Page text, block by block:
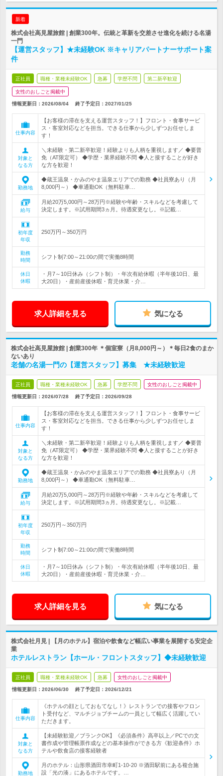
新着
株式会社高見屋旅館 | 創業300年。伝統と革新を交差させ進化を続ける名湯
一門
【運営スタッフ】★未経験OK ※キャリアパートナーサポート案
件
正社員 職種・業種未経験OK 急募 学歴不問 第二新卒歓迎
女性のおしごと掲載中
情報更新日：2026/08/04 終了予定日： 2027/01/25
仕事内容
【お客様の滞在を支える運営スタッフ！】フロント・食事サービ
ス・客室対応などを担当。できる仕事から少しずつお任せしま
す！
対象と
なる方
＼未経験・第二新卒歓迎！経験よりも人柄を重視します／ ◆要普
免（AT限定可） ◆学歴・業界経験不問 ◆人と接することが好き
な方を歓迎！
勤務地
◆蔵王温泉・かみのやま温泉エリアでの勤務 ◆社員寮あり（月
8,000円～） ◆車通勤OK（無料駐車…
給与
月給20万5,000円～28万円※経験や年齢・スキルなどを考慮して
決定します。※試用期間3ヵ月。待遇変更なし。※記載…
初年度
年収
250万円～350万円
勤務
時間
シフト制7:00～21:00の間で実働8時間
休日
休暇
・月7～10日休み（シフト制）・年次有給休暇（半年後10日、最
大20日）・産前産後休暇・育児休業・介…
求人詳細を見る 気になる
株式会社高見屋旅館 | 創業300年 ＊個室寮（月8,000円～）＊毎日2食のまか
ないあり
老舗の名湯一門の【運営スタッフ】募集 ★未経験歓迎
正社員 職種・業種未経験OK 急募 学歴不問 女性のおしごと掲載中
情報更新日：2026/07/28 終了予定日： 2026/09/28
仕事内容
【お客様の滞在を支える運営スタッフ！】フロント・食事サービ
ス・客室対応などを担当。できる仕事から少しずつお任せしま
す！
対象と
なる方
＼未経験・第二新卒歓迎！経験よりも人柄を重視します／ ◆要普
免（AT限定可） ◆学歴・業界経験不問 ◆人と接することが好き
な方を歓迎！
勤務地
◆蔵王温泉・かみのやま温泉エリアでの勤務 ◆社員寮あり（月
8,000円～） ◆車通勤OK（無料駐車…
給与
月給20万5,000円～28万円※経験や年齢・スキルなどを考慮して
決定します。※試用期間3ヵ月。待遇変更なし。※記載…
初年度
年収
250万円～350万円
勤務
時間
シフト制7:00～21:00の間で実働8時間
休日
休暇
・月7～10日休み（シフト制）・年次有給休暇（半年後10日、最
大20日）・産前産後休暇・育児休業・介…
求人詳細を見る 気になる
株式会社月見 | 【月のホテル】宿泊や飲食など幅広い事業を展開する安定企
業
ホテルレストラン【ホール・フロントスタッフ】◆未経験歓迎
正社員 職種・業種未経験OK 急募 女性のおしごと掲載中
情報更新日：2026/06/30 終了予定日： 2026/12/21
仕事内容
《ホテルの顔としておもてなし！》レストランでの接客やフロン
ト受付など、マルチジョブチームの一員として幅広く活躍してい
ただきます。
対象と
なる方
【未経験歓迎／ブランクOK】《必須条件》高卒以上／PCでの文
書作成や管理帳票作成などの基本操作ができる方《歓迎条件》ホ
テルや飲食店の接客経験者
勤務地
月のホテル：山形県酒田市幸町1-10-20 ※酒田駅前にある複合施
設「光の湊」にあるホテルです。…